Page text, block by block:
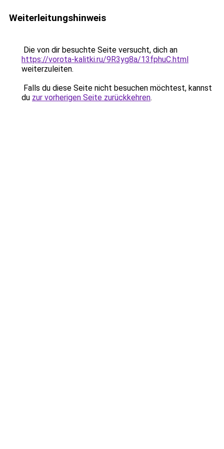
Weiterleitungshinweis
Die von dir besuchte Seite versucht, dich an
https://vorota-kalitki.ru/9R3yg8a/13fphuC.html
weiterzuleiten.
Falls du diese Seite nicht besuchen möchtest, kannst
du zur vorherigen Seite zurückkehren.